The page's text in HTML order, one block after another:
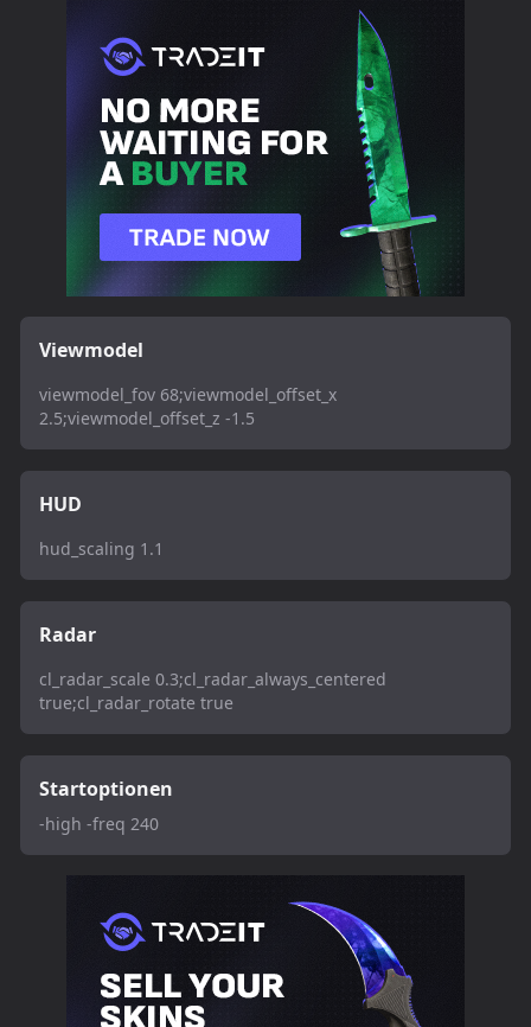
Viewmodel
viewmodel_fov 68;viewmodel_offset_x
2.5;viewmodel_offset_z -1.5
HUD
hud_scaling 1.1
Radar
cl_radar_scale 0.3;cl_radar_always_centered
true;cl_radar_rotate true
Startoptionen
-high -freq 240